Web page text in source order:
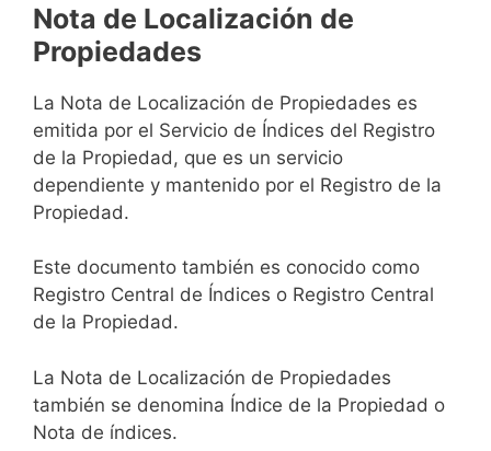
Nota de Localización de
Propiedades
La Nota de Localización de Propiedades es
emitida por el Servicio de Índices del Registro
de la Propiedad, que es un servicio
dependiente y mantenido por el Registro de la
Propiedad.
Este documento también es conocido como
Registro Central de Índices o Registro Central
de la Propiedad.
La Nota de Localización de Propiedades
también se denomina Índice de la Propiedad o
Nota de índices.